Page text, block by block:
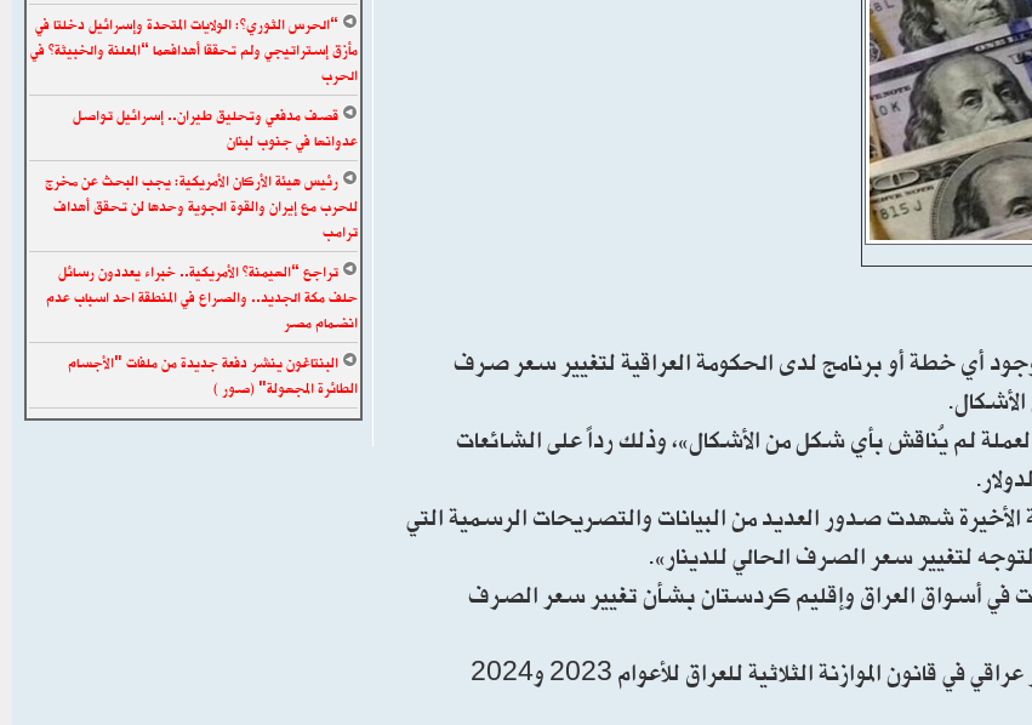
أي خطة أو برنامج لدى الحكومة العراقية لتغيير سعر صرف
لم يُناقش بأي شكل من الأشكال»، وذلك رداً على الشائعات
الأخيرة شهدت صدور العديد من البيانات والتصريحات الرسمية التي
لتغيير سعر الصرف الحالي للدينار».
في أسواق العراق وإقليم كردستان بشأن تغيير سعر الصرف
وكان سعر صرف 100 دولار أميركي قد ثُبّت عند 130 ألف دينار عراقي في قانون الموازنة الثلاثية للعراق للأعوام 2023 و2024
“الحرس الثوري”: الولايات المتحدة وإسرائيل دخلتا في
مأزق إستراتيجي ولم تحققا أهدافهما “المعلنة والخبيثة” في
الحرب
قصف مدفعي وتحليق طيران.. إسرائيل تواصل
عدوانها في جنوب لبنان
رئيس هيئة الأركان الأمريكية: يجب البحث عن مخرج
للحرب مع إيران والقوة الجوية وحدها لن تحقق أهداف
ترامب
تراجع “الهيمنة” الأمريكية.. خبراء يعددون رسائل
حلف مكة الجديد.. والصراع في المنطقة احد اسباب عدم
انضمام مصر
البنتاغون ينشر دفعة جديدة من ملفات "الأجسام
الطائرة المجهولة" (صور )